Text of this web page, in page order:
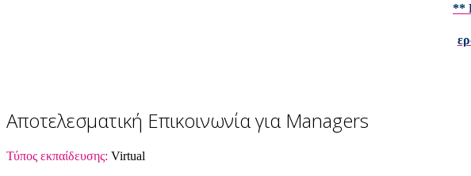
**
Αποτελεσματική Επικοινωνία για Managers
Τύπος εκπαίδευσης: Virtual